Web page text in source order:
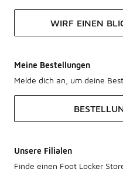
WIRF EINEN
Meine Bestellungen
Melde dich an, um deine
Unsere Filialen
Finde einen Foot Locker